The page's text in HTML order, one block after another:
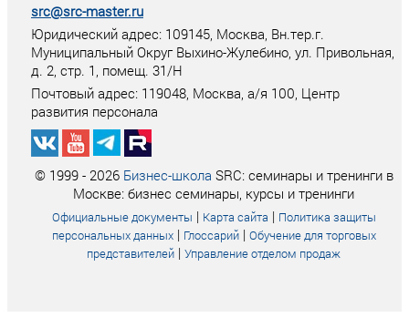
src@src-master.ru
Юридический адрес: 109145, Москва, Вн.тер.г.
Муниципальный Округ Выхино-Жулебино, ул. Привольная,
д. 2, стр. 1, помещ. 31/Н
Почтовый адрес: 119048, Москва, а/я 100, Центр
развития персонала
© 1999 - 2026 Бизнес-школа SRC: семинары и тренинги в
Москве: бизнес семинары, курсы и тренинги
Официальные документы | Карта сайта | Политика защиты
персональных данных| Глоссарий| Обучение для торговых
представителей | Управление отделом продаж